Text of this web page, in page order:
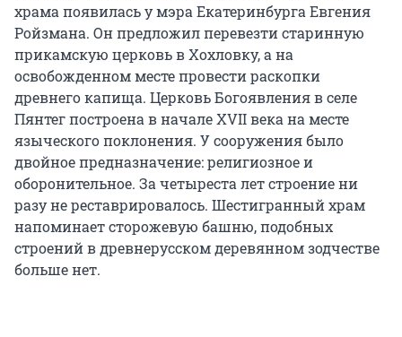
храма появилась у мэра Екатеринбурга Евгения
Ройзмана. Он предложил перевезти старинную
прикамскую церковь в Хохловку, а на
освобожденном месте провести раскопки
древнего капища. Церковь Богоявления в селе
Пянтег построена в начале XVII века на месте
языческого поклонения. У сооружения было
двойное предназначение: религиозное и
оборонительное. За четыреста лет строение ни
разу не реставрировалось. Шестигранный храм
напоминает сторожевую башню, подобных
строений в древнерусском деревянном зодчестве
больше нет.